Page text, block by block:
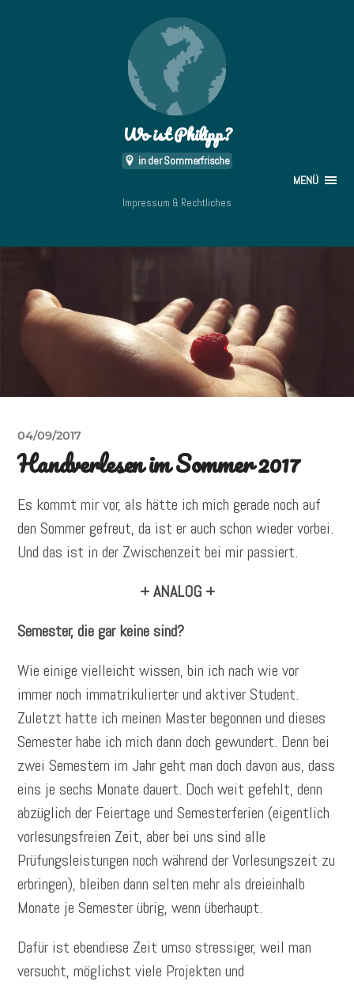
Wo ist Philipp?
in der Sommerfrische
MENÜ
Impressum & Rechtliches
04/09/2017
Handverlesen im Sommer 2017
Es kommt mir vor, als hätte ich mich gerade noch auf
den Sommer gefreut, da ist er auch schon wieder vorbei.
Und das ist in der Zwischenzeit bei mir passiert.
+ ANALOG +
Semester, die gar keine sind?
Wie einige vielleicht wissen, bin ich nach wie vor
immer noch immatrikulierter und aktiver Student.
Zuletzt hatte ich meinen Master begonnen und dieses
Semester habe ich mich dann doch gewundert. Denn bei
zwei Semestern im Jahr geht man doch davon aus, dass
eins je sechs Monate dauert. Doch weit gefehlt, denn
abzüglich der Feiertage und Semesterferien (eigentlich
vorlesungsfreien Zeit, aber bei uns sind alle
Prüfungsleistungen noch während der Vorlesungszeit zu
erbringen), bleiben dann selten mehr als dreieinhalb
Monate je Semester übrig, wenn überhaupt.
Dafür ist ebendiese Zeit umso stressiger, weil man
versucht, möglichst viele Projekten und